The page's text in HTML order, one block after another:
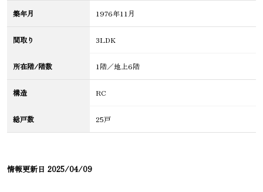
築年月 1976年11月
間取り 3LDK
所在階/階数 1階／地上6階
構造 RC
総戸数 25戸
情報更新日 2025/04/09